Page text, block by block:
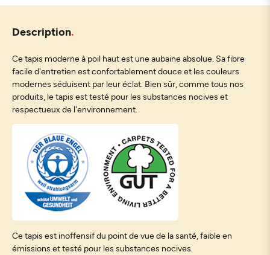
Description
Ce tapis moderne à poil haut est une aubaine absolue. Sa fibre
facile d'entretien est confortablement douce et les couleurs
modernes séduisent par leur éclat. Bien sûr, comme tous nos
produits, le tapis est testé pour les substances nocives et
respectueux de l'environnement.
Ce tapis est inoffensif du point de vue de la santé, faible en
émissions et testé pour les substances nocives.